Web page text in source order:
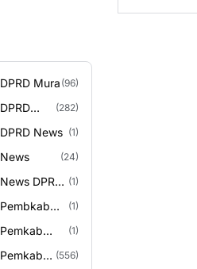
DPRD Mura (96)
DPRD
Raya
(282)
DPRD News (1)
News (24)
News DPRD
Raya
(1)
Pembkab
Raya
(1)
Pemkab
Muring Raya
(1)
Pemkab
(556)